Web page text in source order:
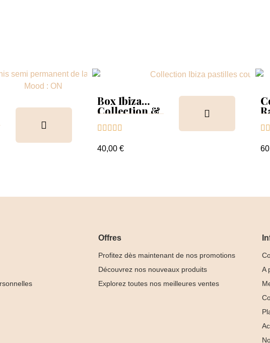
Box Ibiza
Collection &
    
40,00 €
 
Offres
Profitez dès maintenant de nos promotions
Découvrez nos nouveaux produits
Explorez toutes nos meilleures ventes
A